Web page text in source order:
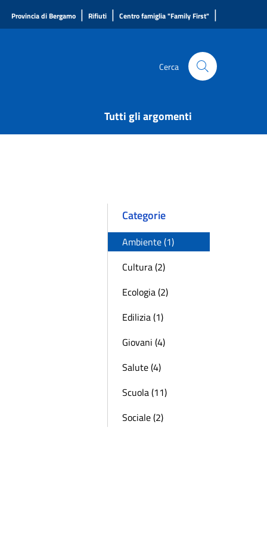
Provincia di Bergamo | Rifiuti | Centro famiglia "Family First" |
Cerca
Tutti gli argomenti
Categorie
Ambiente (1)
Cultura (2)
Ecologia (2)
Edilizia (1)
Giovani (4)
Salute (4)
Scuola (11)
Sociale (2)